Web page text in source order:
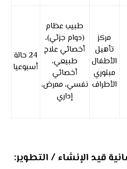
مركز
تأهيل
الأطفال
مبتوري
الأطراف
طبيب عظام
(دوام جزئي)،
أخصائي علاج
طبيعي،
أخصائي
نفسي، ممرض،
إداري
24 حالة
أسبوعيا
قيد الإنشاء / التطوير: